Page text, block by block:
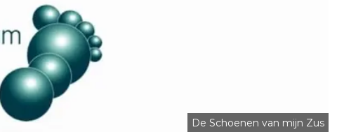
De Schoenen van mijn Zus